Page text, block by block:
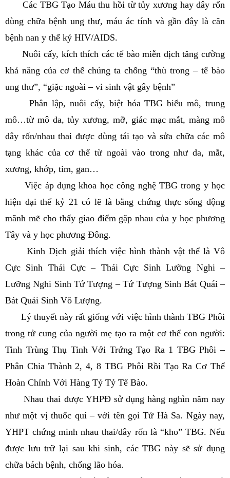
Các TBG Tạo Máu thu hồi từ tủy xương hay dây rốn
dùng chữa bệnh ung thư, máu ác tính và gần đây là căn
bệnh nan y thế kỷ HIV/AIDS.
Nuôi cấy, kích thích các tế bào miễn dịch tăng cường
khả năng của cơ thể chúng ta chống “thù trong – tế bào
ung thư”, “giặc ngoài – vi sinh vật gây bệnh”
Phân lập, nuôi cấy, biệt hóa TBG biểu mô, trung
mô…từ mô da, tủy xương, mỡ, giác mạc mắt, màng mô
dây rốn/nhau thai được dùng tái tạo và sửa chữa các mô
tạng khác của cơ thể từ ngoài vào trong như da, mắt,
xương, khớp, tim, gan…
Việc áp dụng khoa học công nghệ TBG trong y học
hiện đại thế kỷ 21 có lẽ là bằng chứng thực sống động
mãnh mẽ cho thấy giao điểm gặp nhau của y học phương
Tây và y học phương Đông.
Kinh Dịch giải thích việc hình thành vật thể là Vô
Cực Sinh Thái Cực – Thái Cực Sinh Lưỡng Nghi –
Lưỡng Nghi Sinh Tứ Tượng – Tứ Tượng Sinh Bát Quái –
Bát Quái Sinh Vô Lượng.
Lý thuyết này rất giống với việc hình thành TBG Phôi
trong tử cung của người mẹ tạo ra một cơ thể con người:
Tinh Trùng Thụ Tinh Với Trứng Tạo Ra 1 TBG Phôi –
Phân Chia Thành 2, 4, 8 TBG Phôi Rồi Tạo Ra Cơ Thể
Hoàn Chỉnh Với Hàng Tỷ Tỷ Tế Bào.
Nhau thai được YHPĐ sử dụng hàng nghìn năm nay
như một vị thuốc quí – với tên gọi Tử Hà Sa. Ngày nay,
YHPT chứng minh nhau thai/dây rốn là “kho” TBG. Nếu
được lưu trữ lại sau khi sinh, các TBG này sẽ sử dụng
chữa bách bệnh, chống lão hóa.